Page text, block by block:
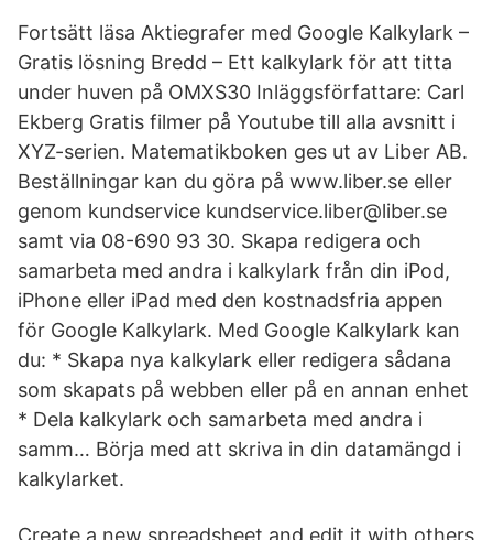
Fortsätt läsa Aktiegrafer med Google Kalkylark –
Gratis lösning Bredd – Ett kalkylark för att titta
under huven på OMXS30 Inläggsförfattare: Carl
Ekberg Gratis filmer på Youtube till alla avsnitt i
XYZ-serien. Matematikboken ges ut av Liber AB.
Beställningar kan du göra på www.liber.se eller
genom kundservice kundservice.liber@liber.se
samt via 08-690 93 30. ‎Skapa redigera och
samarbeta med andra i kalkylark från din iPod,
iPhone eller iPad med den kostnadsfria appen
för Google Kalkylark. Med Google Kalkylark kan
du: * Skapa nya kalkylark eller redigera sådana
som skapats på webben eller på en annan enhet
* Dela kalkylark och samarbeta med andra i
samm… Börja med att skriva in din datamängd i
kalkylarket.
Create a new spreadsheet and edit it with others